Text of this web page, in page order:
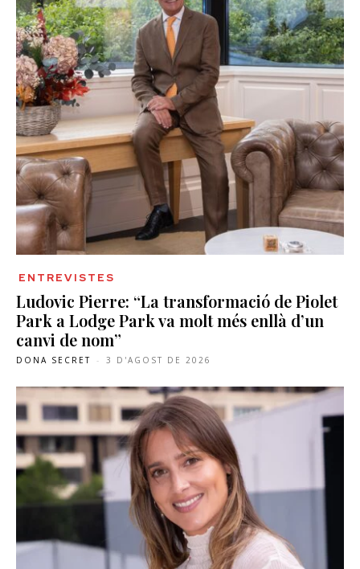
ENTREVISTES
Ludovic Pierre: “La transformació de Piolet
Park a Lodge Park va molt més enllà d’un
canvi de nom”
DONA SECRET - 3 D'AGOST DE 2026